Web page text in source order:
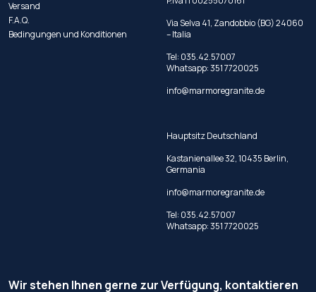
Versand
F.A.Q.
Bedingungen und Konditionen
Via Selva 41, Zandobbio (BG) 24060
– Italia
Tel: 035.42.57007
Whatsapp:351 7720025
info@marmoregranite.de
Hauptsitz Deutschland
Kastanienallee 32, 10435 Berlin,
Germania
info@marmoregranite.de
Tel: 035.42.57007
Whatsapp:351 7720025
Wir stehen Ihnen gerne zur Verfügung, kontaktieren